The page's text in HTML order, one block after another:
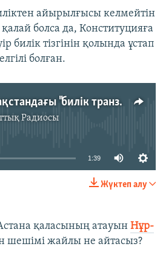
айырылғысы келмейтін
болса да, Конституцияға
билік тізгінін қолында ұстап
болған.
Макс Боқаев Қазақстандағы "билік транзиті" жайлы
Радиосы
currently available
1:39
Жүктеп алу
қаласының атауын Нұр-
шешімі жайлы не айтасыз?